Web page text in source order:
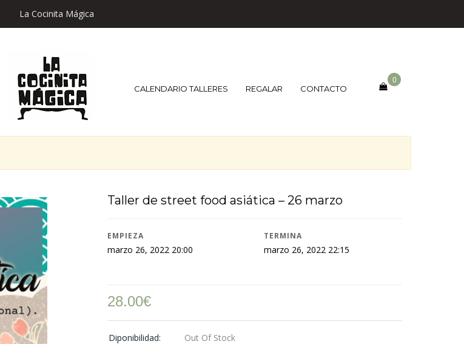
CALENDARIO TALLERES REGALAR CONTACTO
0
Taller de street food asiática – 26 marzo
EMPIEZA
marzo 26, 2022 20:00
TERMINA
marzo 26, 2022 22:15
28.00€
Diponibilidad: Out Of Stock
La Cocinita Mágica